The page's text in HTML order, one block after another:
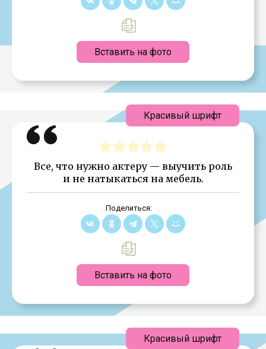
Вставить на фото
Все, что нужно актеру — выучить роль
и не натыкаться на мебель.
Поделиться:
Вставить на фото
Красивый шрифт
Красивый шрифт